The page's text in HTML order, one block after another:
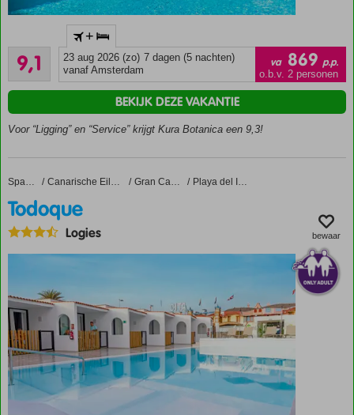
historisch
boutique
hotel
Midden in
Luxe
elk met
karakter
Persoonlijke
service en
gastvrijheid
Only
hotel;
min.
leeftijd
18
jaar
9,1
Uitstekend
240
beoordelingen
+
23 aug 2026 (zo) 7 dagen (5 nachten)
vanaf Amsterdam
va 869 p.p.
o.b.v. 2 personen
Voor “Ligging” en “Service” krijgt Kura Botanica een 9,3!
BEKIJK DEZE VAKANTIE
Home Canarische Eilanden Gran Canaria Playa del Ingles
Todoque
Todoque
Logies bewaar